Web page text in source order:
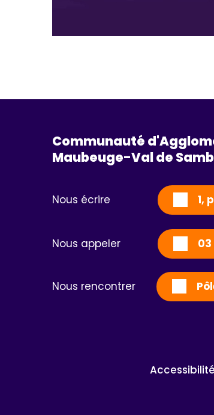
Communauté
Maubeuge-Val de
Nous écrire 1,
Nous appeler 03
Nous rencontrer